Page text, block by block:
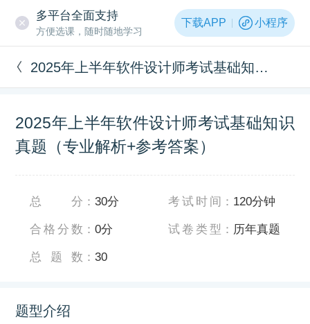
多平台全面支持
方便选课，随时随地学习
下载APP 小程序
2025年上半年软件设计师考试基础知识真题（专业解析+参考答案）
2025年上半年软件设计师考试基础知识
真题（专业解析+参考答案）
总分 ：30分
合格分数 ：0分
总题数 ：30
考试时间 ： 120分钟
试卷类型 ： 历年真题
题型介绍